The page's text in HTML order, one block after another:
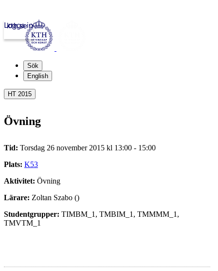
kth.se
Logga in
Sök
English
HT 2015
Övning
Tid: Torsdag 26 november 2015 kl 13:00 - 15:00
Plats: K53
Aktivitet: Övning
Lärare: Zoltan Szabo ()
Studentgrupper: TIMBM_1, TMBIM_1, TMMMM_1,
TMVTM_1